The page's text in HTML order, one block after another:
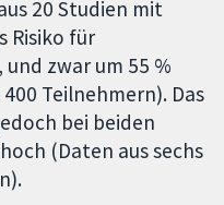
20 Studien mit
Risiko für
zwar um 55 %
Teilnehmern). Das
bei beiden
(Daten aus sechs